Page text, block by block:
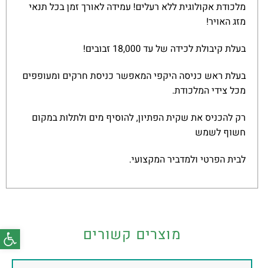
מלכודת אקולוגית ללא רעלים! עמידה לאורך זמן בכל תנאי
מזג האויר!
בעלת קיבולת לכידה של עד 18,000 זבובים!
בעלת ראש כניסה היקפי המאפשר כניסת חרקים ומעופפים
מכל צידי המלכודת.
רק להכניס את שקית הפתיון, להוסיף מים ולתלות במקום
חשוף לשמש
לבית הפרטי ולמדביר המקצועי.
מוצרים קשורים פתח